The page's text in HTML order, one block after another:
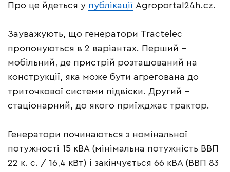
Про це йдеться у публікації Agroportal24h.cz.
Зауважують, що генератори Tractelec
пропонуються в 2 варіантах. Перший –
мобільний, де пристрій розташований на
конструкції, яка може бути агрегована до
триточкової системи підвіски. Другий –
стаціонарний, до якого приїжджає трактор.
Генератори починаються з номінальної
потужності 15 кВА (мінімальна потужність ВВП
22 к. с. / 16,4 кВт) і закінчується 66 кВА (ВВП 83